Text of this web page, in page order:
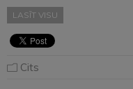
LASĪT VISU
Cits